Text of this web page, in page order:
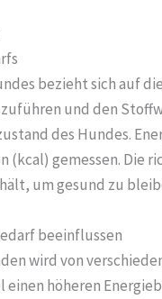
bezieht sich auf
und den
des Hundes.
(kcal) gemessen. Die
um gesund zu
beeinflussen
wird von
höheren